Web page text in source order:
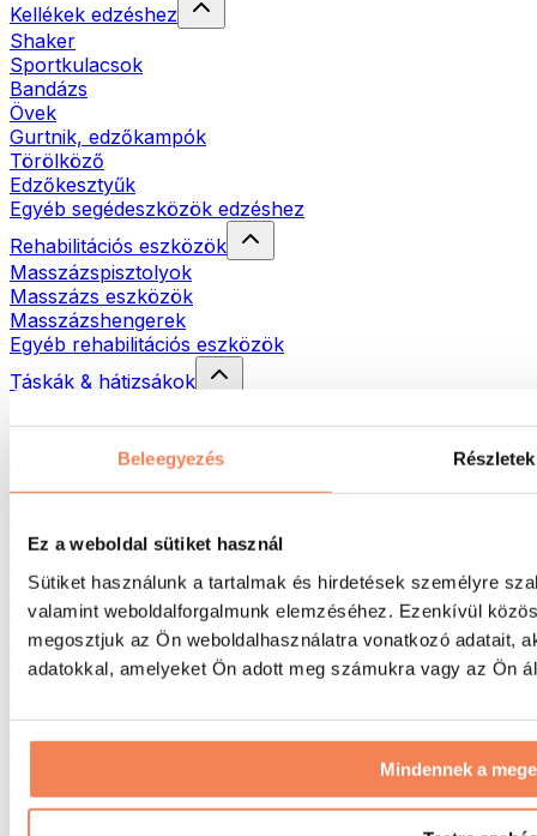
Beleegyezés Részletek
Ez a weboldal sütiket használ
Sütiket használunk a tartalmak és hirdetések személyre
valamint weboldalforgalmunk elemzéséhez. Ezenkívül
megosztjuk az Ön weboldalhasználatra vonatkozó adatait,
adatokkal, amelyeket Ön adott meg számukra vagy az Ön
Mindennek a
Kellékek edzéshez
Shaker
Sportkulacsok
Bandázs
Övek
Gurtnik, edzőkampók
Törölköző
Edzőkesztyűk
Egyéb segédeszközök edzéshez
Rehabilitációs eszközök
Masszázspisztolyok
Masszázs eszközök
Masszázshengerek
Egyéb rehabilitációs eszközök
Táskák & hátizsákok
Edzőtáskák
Tevékenység alapú kiegészítők
Küzdősportok
Jóga és pilates
Hidegterápia
Úszás
Túrázás
Vörösfény-terápia
Vízszűrők és -kancsók
Mosószerek